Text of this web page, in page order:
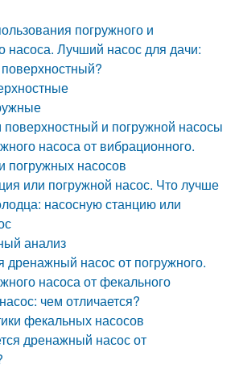
погружного и
насоса. Лучший насос для дачи:
и погружной насосы
насоса от вибрационного.
погружных насосов
или погружной насос. Что лучше
насосную станцию или
анализ
дренажный насос от погружного.
насоса от фекального
чем отличается?
фекальных насосов
дренажный насос от